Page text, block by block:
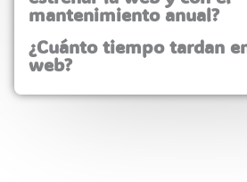
mantenimiento anual?
¿Cuánto tiempo tardan
web?